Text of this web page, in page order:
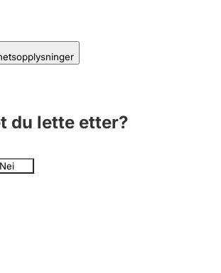
du lette etter?
Nei